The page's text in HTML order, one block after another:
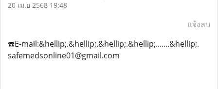
20 เม.ย 2568 19:48
แจ้งลบ
☎️E-mail:&hellip;.&hellip;.&hellip;.&hellip;.......&hellip;.
safemedsonline01@gmail.com